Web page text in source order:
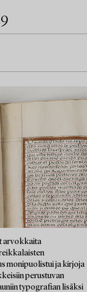
arvokkaita
monipuolistui ja kirjoja
perustuvan
typografian lisäksi